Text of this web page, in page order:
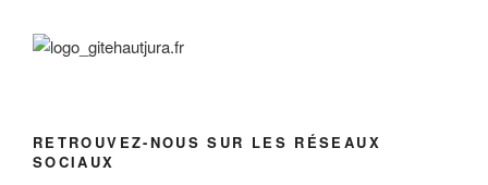
RETROUVEZ-NOUS SUR LES RÉSEAUX
SOCIAUX